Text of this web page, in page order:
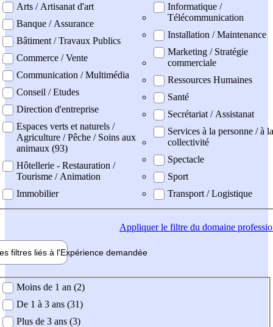
Arts / Artisanat d'art
Banque / Assurance
Bâtiment / Travaux Publics
Commerce / Vente
Communication / Multimédia
Conseil / Etudes
Direction d'entreprise
Espaces verts et naturels /
Agriculture / Pêche / Soins aux
animaux (93)
Hôtellerie - Restauration /
Tourisme / Animation
Immobilier
Informatique /
Télécommunication
Installation / Maintenance
Marketing / Stratégie
commerciale
Ressources Humaines
Santé
Secrétariat / Assistanat
Services à la personne / à la
collectivité
Spectacle
Sport
Transport / Logistique
Appliquerle filtre du domaine
filtres liés à l'Expérience demandée
demandée
Moins de 1 an (2)
De 1 à 3 ans (31)
Plus de 3 ans (3)